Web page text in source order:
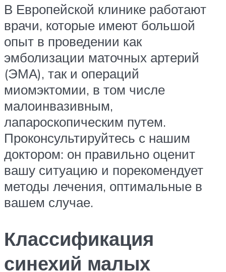
В Европейской клинике работают
врачи, которые имеют большой
опыт в проведении как
эмболизации маточных артерий
(ЭМА), так и операций
миомэктомии, в том числе
малоинвазивным,
лапароскопическим путем.
Проконсультируйтесь с нашим
доктором: он правильно оценит
вашу ситуацию и порекомендует
методы лечения, оптимальные в
вашем случае.
Классификация
синехий малых